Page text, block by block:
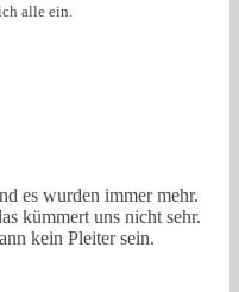
alle ein.
es wurden immer mehr.
kümmert uns nicht sehr.
kein Pleiter sein.